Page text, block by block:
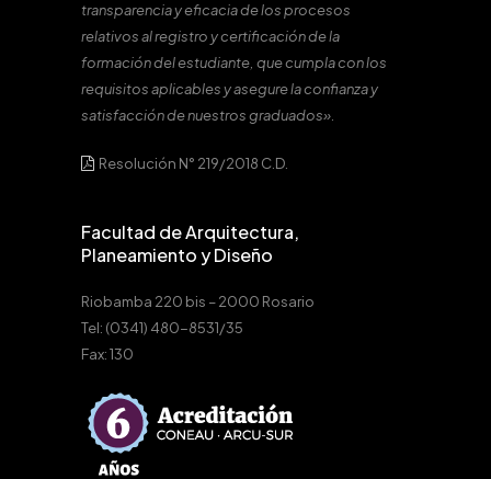
transparencia y eficacia de los procesos
relativos al registro y certificación de la
formación del estudiante, que cumpla con los
requisitos aplicables y asegure la confianza y
satisfacción de nuestros graduados».
Resolución N° 219/2018 C.D.
Facultad de Arquitectura,
Planeamiento y Diseño
Riobamba 220 bis – 2000 Rosario
Tel: (0341) 480-8531/35
Fax: 130